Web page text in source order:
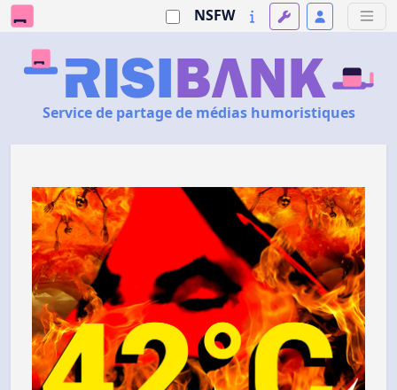
NSFW
Service de partage de médias humoristiques